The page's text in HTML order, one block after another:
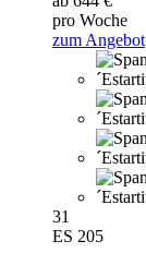
pro Woche
zum Angebot
31
ES 205